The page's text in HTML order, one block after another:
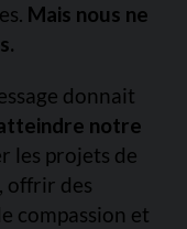
Mais nous ne
donnait
notre
les projets de
offrir des
compassion et